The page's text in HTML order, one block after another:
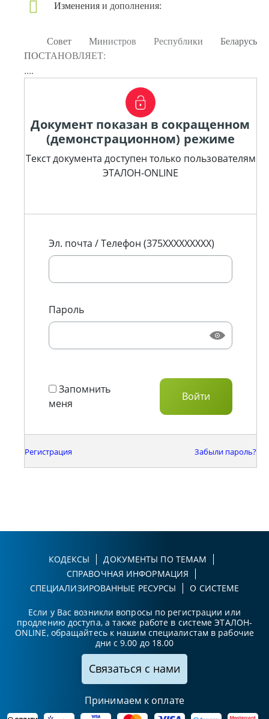
Изменения и дополнения:
Совет Министров Республики Беларусь
ПОСТАНОВЛЯЕТ:
....
Документ показан в сокращенном
(демонстрационном) режиме
Текст документа доступен только пользователям
ЭТАЛОН-ONLINE
Эл. почта / Телефон (375XXXXXXXXX)
Пароль
Запомнить
меня
Регистрация Забыли пароль?
КОДЕКСЫ
ДОКУМЕНТЫ ПО ТЕМАМ
СПРАВОЧНАЯ ИНФОРМАЦИЯ
СПЕЦИАЛИЗИРОВАННЫЕ РЕСУРСЫ
О СИСТЕМЕ
Если у Вас возникли вопросы по регистрации или
продлению доступа, а также работе в системе ЭТАЛОН-
ONLINE, обращайтесь к нашим специалистам в рабочие
дни с 9.00 до 18.00
Связаться с нами
Принимаем к оплате